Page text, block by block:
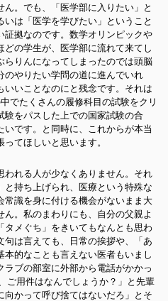
。でも、「医学部に入りたい」と
は「医学を学びたい」ということ
証拠なのです。数学オリンピックや
の学生が、医学部に流れて来てし
らりんになってしまったのでは頭脳
のやりたい学問の道に進んでいれ
いことなのにと残念です。それは
でたくさんの履修科目の試験をクリ
験をパスした上での国家試験の合
です。と同時に、これからが本当
てほしいと思います。
われる人が少なくありません。それ
持ち上げられ、医療という特殊な
識を身に付ける機会がないまま大
。私のまわりにも、自分の父親よ
タメぐち」をきいてもなんとも思わ
は言えても、日常の挨拶や、「あ
的なことも言えない医者もいまし
ブの部室に外部から電話がかかっ
ご用件はなんでしょうか？」と先輩
かって呼び捨てはないだろ」とそ